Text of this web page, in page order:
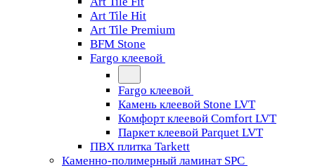
Art Tile Hit
Art Tile Premium
BFM Stone
Fargo клеевой
Fargo клеевой
Камень клеевой Stone LVT
Комфорт клеевой Comfort LVT
Паркет клеевой Parquet LVT
ПВХ плитка Tarkett
Каменно-полимерный ламинат SPC